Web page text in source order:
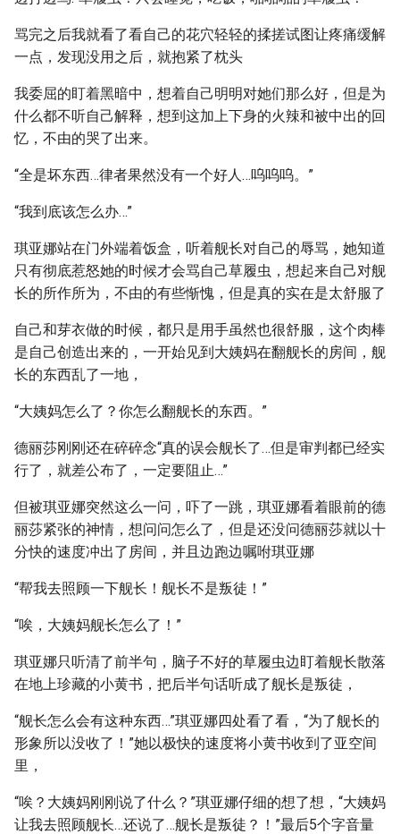
骂完之后我就看了看自己的花穴轻轻的揉搓试图让疼痛缓解
一点，发现没用之后，就抱紧了枕头
我委屈的盯着黑暗中，想着自己明明对她们那么好，但是为
什么都不听自己解释，想到这加上下身的火辣和被中出的回
忆，不由的哭了出来。
“全是坏东西…律者果然没有一个好人…呜呜呜。”
“我到底该怎么办…”
琪亚娜站在门外端着饭盒，听着舰长对自己的辱骂，她知道
只有彻底惹怒她的时候才会骂自己草履虫，想起来自己对舰
长的所作所为，不由的有些惭愧，但是真的实在是太舒服了
自己和芽衣做的时候，都只是用手虽然也很舒服，这个肉棒
是自己创造出来的，一开始见到大姨妈在翻舰长的房间，舰
长的东西乱了一地，
“大姨妈怎么了？你怎么翻舰长的东西。”
德丽莎刚刚还在碎碎念“真的误会舰长了…但是审判都已经实
行了，就差公布了，一定要阻止…”
但被琪亚娜突然这么一问，吓了一跳，琪亚娜看着眼前的德
丽莎紧张的神情，想问问怎么了，但是还没问德丽莎就以十
分快的速度冲出了房间，并且边跑边嘱咐琪亚娜
“帮我去照顾一下舰长！舰长不是叛徒！”
“唉，大姨妈舰长怎么了！”
琪亚娜只听清了前半句，脑子不好的草履虫边盯着舰长散落
在地上珍藏的小黄书，把后半句话听成了舰长是叛徒，
“舰长怎么会有这种东西…”琪亚娜四处看了看，“为了舰长的
形象所以没收了！”她以极快的速度将小黄书收到了亚空间
里，
“唉？大姨妈刚刚说了什么？”琪亚娜仔细的想了想，“大姨妈
让我去照顾舰长…还说了…舰长是叛徒？！”最后5个字音量